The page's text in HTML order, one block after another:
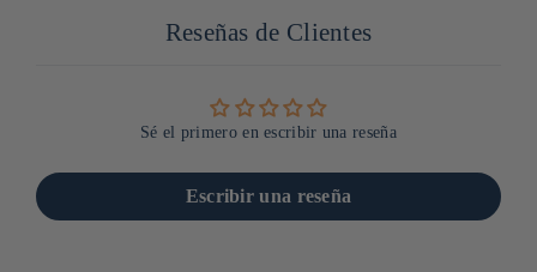
Reseñas de Clientes
Sé el primero en escribir una reseña
Escribir una reseña